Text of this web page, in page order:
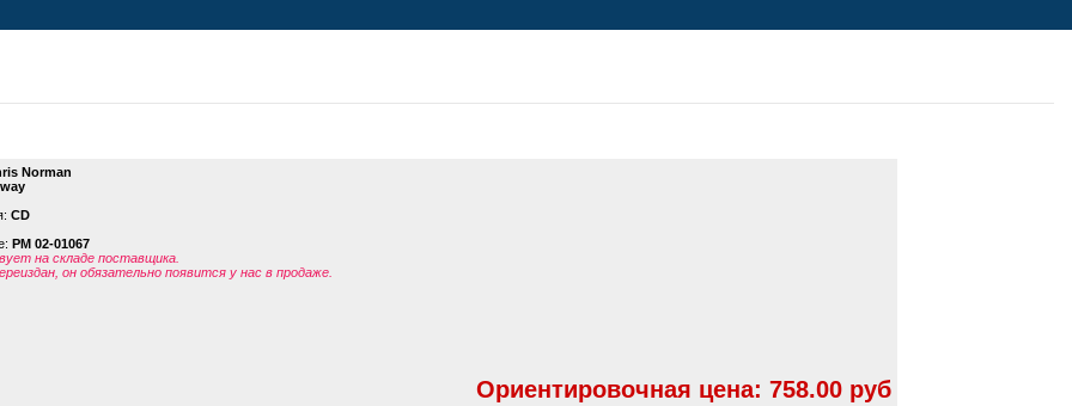
Norman
CD
PM 02-01067
на складе поставщика.
он обязательно появится у нас в продаже.
Ориентировочная цена: 758.00 руб